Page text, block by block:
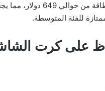
السعر: تبدأ تكلفة البطاقة من حوالي
للفئة المتوسطة.
علىكرت